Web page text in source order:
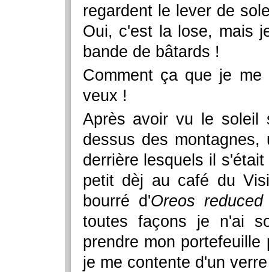
regardent le lever de
Oui, c'est la lose, mais
bande de bâtards !
Comment ça que je
veux !
Après avoir vu le soleil
dessus des
derrière lesquels il
petit dèj au café du
bourré d'Oreos
toutes façons je n'ai
prendre mon
je me contente d'un